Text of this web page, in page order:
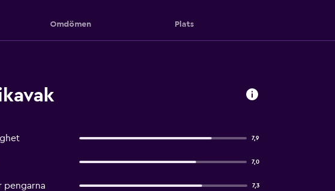
Omdömen Plats
7,9
7,0
pengarna 7,3